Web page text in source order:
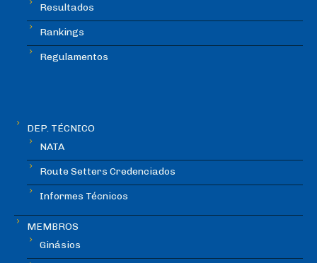
Resultados
Rankings
Regulamentos
DEP. TÉCNICO
NATA
Route Setters Credenciados
Informes Técnicos
MEMBROS
Ginásios